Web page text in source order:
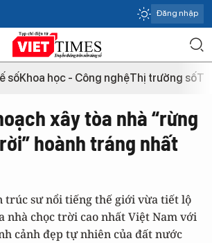
Đăng nhập
sốKhoa học - Công nghệThị trường số
xây tòa nhà “rừng
hoành tráng nhất
trúc sư nổi tiếng thế giới vừa tiết lộ
nhà chọc trời cao nhất Việt Nam với
cảnh đẹp tự nhiên của đất nước